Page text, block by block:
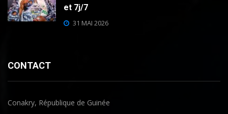
et 7j/7
31 MAI 2026
CONTACT
Conakry, République de Guinée